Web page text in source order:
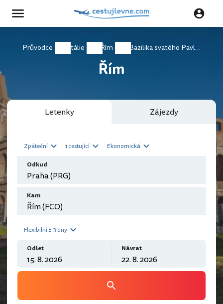
Průvodce Itálie Řím Bazilika svatého Pavla za hradbami
Řím
Letenky Zájezdy
Zpáteční 1 cestující Ekonomická
Odkud
Kam
Flexibilní ± 3 dny
Odlet Návrat